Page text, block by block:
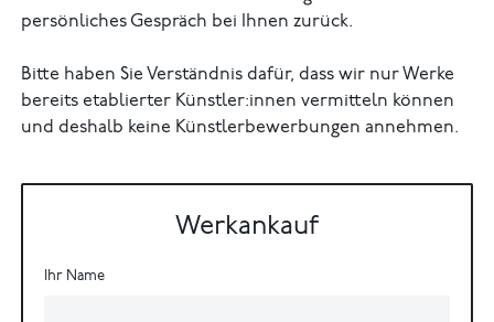
persönliches Gespräch bei Ihnen zurück.
Bitte haben Sie Verständnis dafür, dass wir nur Werke
bereits etablierter Künstler:innen vermitteln können
und deshalb keine Künstlerbewerbungen annehmen.
Werkankauf
Ihr Name